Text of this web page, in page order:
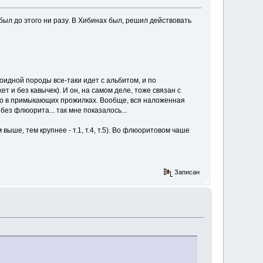
до этого ни разу. В Хибинах был, решил действовать
породы все-таки идет с альбитом, и по
и без кавычек). И он, на самом деле, тоже связан с
в примыкающих прожилках. Вообще, вся наложенная
флюорита... так мне показалось...
тем крупнее - т.1, т.4, т.5). Во флюоритовом чаше
Записан